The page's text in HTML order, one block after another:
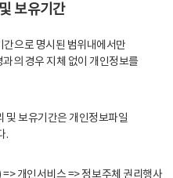
보유기간
으로 명시된 범위내에서만
의 경우 지체 없이 개인정보를
및 보유기간은 개인정보파일
.
개인서비스 => 정보주체 권리행사